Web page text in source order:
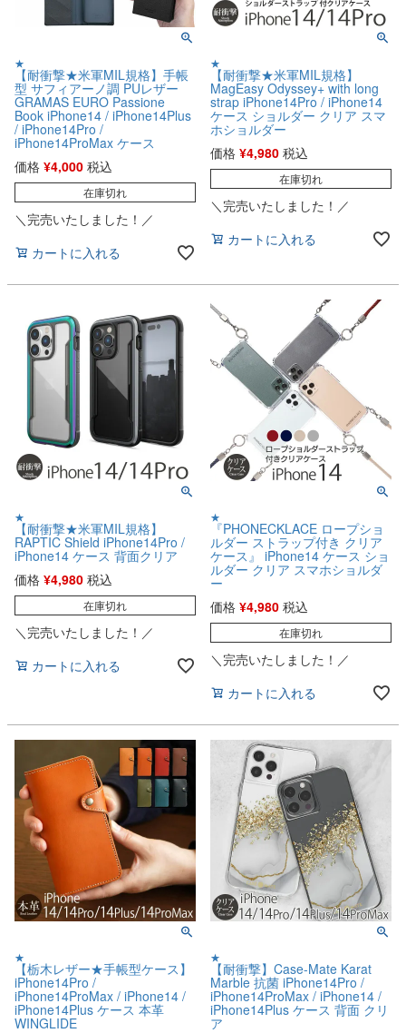
★
【耐衝撃★米軍MIL規格】手帳
型 サフィアーノ調 PUレザー
GRAMAS EURO Passione
Book iPhone14 / iPhone14Plus
/ iPhone14Pro /
iPhone14ProMax ケース
価格 ¥4,000 税込
在庫切れ
＼完売いたしました！／
カートに入れる
★
【耐衝撃★米軍MIL規格】
MagEasy Odyssey+ with long
strap iPhone14Pro / iPhone14
ケース ショルダー クリア スマ
ホショルダー
価格 ¥4,980 税込
在庫切れ
＼完売いたしました！／
カートに入れる
★
【耐衝撃★米軍MIL規格】
RAPTIC Shield iPhone14Pro /
iPhone14 ケース 背面クリア
価格 ¥4,980 税込
在庫切れ
＼完売いたしました！／
カートに入れる
★
『PHONECKLACE ロープショ
ルダー ストラップ付き クリア
ケース』 iPhone14 ケース ショ
ルダー クリア スマホショルダ
ー
価格 ¥4,980 税込
在庫切れ
＼完売いたしました！／
カートに入れる
★
【栃木レザー★手帳型ケース】
iPhone14Pro /
iPhone14ProMax / iPhone14 /
iPhone14Plus ケース 本革
WINGLIDE
★
【耐衝撃】Case-Mate Karat
Marble 抗菌 iPhone14Pro /
iPhone14ProMax / iPhone14 /
iPhone14Plus ケース 背面 クリ
ア